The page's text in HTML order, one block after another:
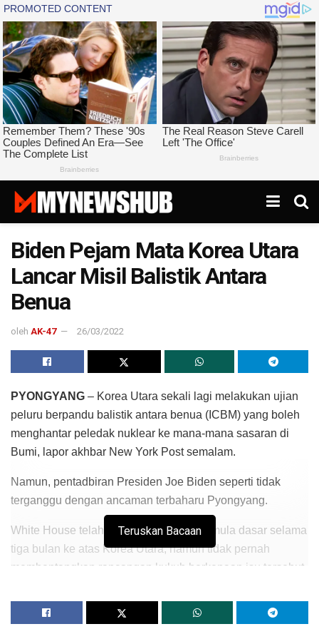
Biden Pejam Mata Korea Utara
Lancar Misil Balistik Antara
Benua
oleh AK-47 26/03/2022
PYONGYANG – Korea Utara sekali lagi melakukan ujian
peluru berpandu balistik antara benua (ICBM) yang boleh
menghantar peledak nuklear ke mana-mana sasaran di
Bumi, lapor akhbar New York Post semalam.
Namun, pentadbiran Presiden Joe Biden seperti tidak
terganggu dengan ancaman terbaharu Pyongyang.
White House telah melakukan kajian semula dasar selama
tiga bulan ke atas Korea Utara, namun tidak pernah
membentangkan rancangan kukuh berkenaan isu tersebut.
Obama juga menampilkan strategi yang sama dan
Teruskan Bacaan